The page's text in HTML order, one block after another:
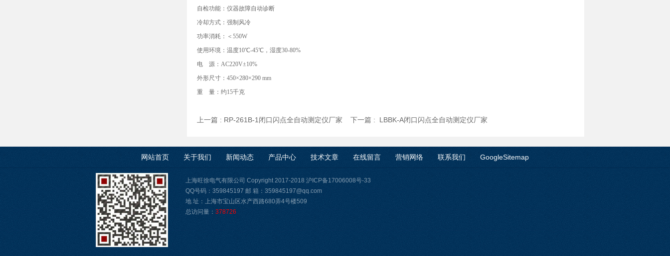
自检功能：仪器故障自动诊断
冷却方式：强制风冷
功率消耗：＜550W
使用环境：温度10℃-45℃，湿度30-80%
电 源：AC220V±10%
外形尺寸：450×280×290 mm
重 量：约15千克
上一篇 : RP-261B-1闭口闪点全自动测定仪厂家 下一篇 : LBBK-A闭口闪点全自动测定仪厂家
网站首页 关于我们 新闻动态 产品中心 技术文章 在线留言 营销网络 联系我们 GoogleSitemap
上海旺徐电气有限公司 Copyright 2017-2018 沪ICP备17006008号-33
QQ号码：359845197 邮 箱：359845197@qq.com
地 址：上海市宝山区水产西路680弄4号楼509
总访问量： 378726